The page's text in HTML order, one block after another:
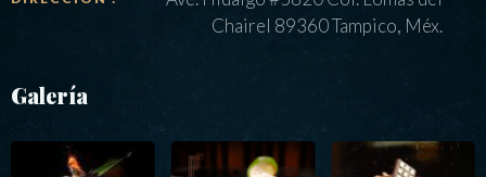
Chairel 89360 Tampico, Méx.
Galería